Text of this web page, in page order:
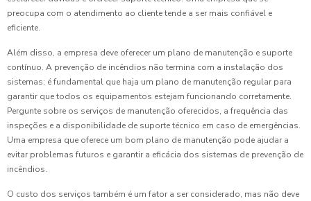
preocupa com o atendimento ao cliente tende a ser mais confiável e
eficiente.
Além disso, a empresa deve oferecer um plano de manutenção e suporte
contínuo. A prevenção de incêndios não termina com a instalação dos
sistemas; é fundamental que haja um plano de manutenção regular para
garantir que todos os equipamentos estejam funcionando corretamente.
Pergunte sobre os serviços de manutenção oferecidos, a frequência das
inspeções e a disponibilidade de suporte técnico em caso de emergências.
Uma empresa que oferece um bom plano de manutenção pode ajudar a
evitar problemas futuros e garantir a eficácia dos sistemas de prevenção de
incêndios.
O custo dos serviços também é um fator a ser considerado, mas não deve